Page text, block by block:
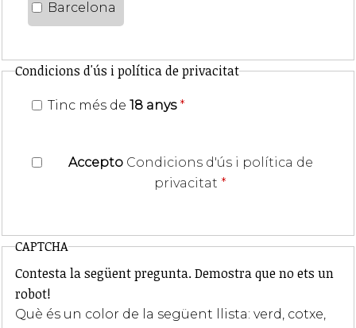
Barcelona
Condicions d'ús i política de privacitat
Tinc més de 18 anys *
Accepto Condicions d'ús i política de
privacitat *
CAPTCHA
Contesta la següent pregunta. Demostra que no ets un
robot!
Què és un color de la següent llista: verd, cotxe,